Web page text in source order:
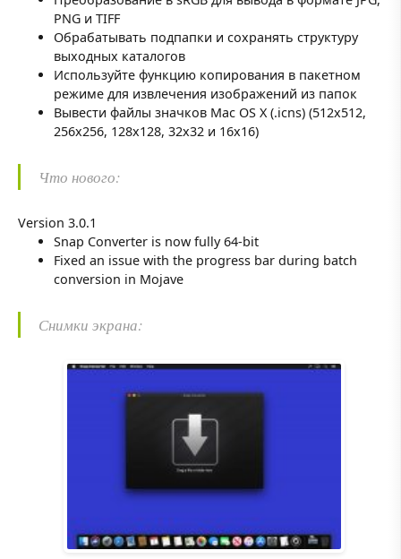
PNG и TIFF
Обрабатывать подпапки и сохранять структуру
выходных каталогов
Используйте функцию копирования в пакетном
режиме для извлечения изображений из папок
Вывести файлы значков Mac OS X (.icns) (512x512,
256x256, 128x128, 32x32 и 16x16)
Что нового:
Version 3.0.1
Snap Converter is now fully 64-bit
Fixed an issue with the progress bar during batch
conversion in Mojave
Снимки экрана: